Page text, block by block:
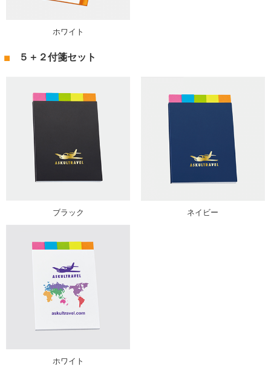
ホワイト
５＋２付箋セット
ブラック ネイビー
ホワイト